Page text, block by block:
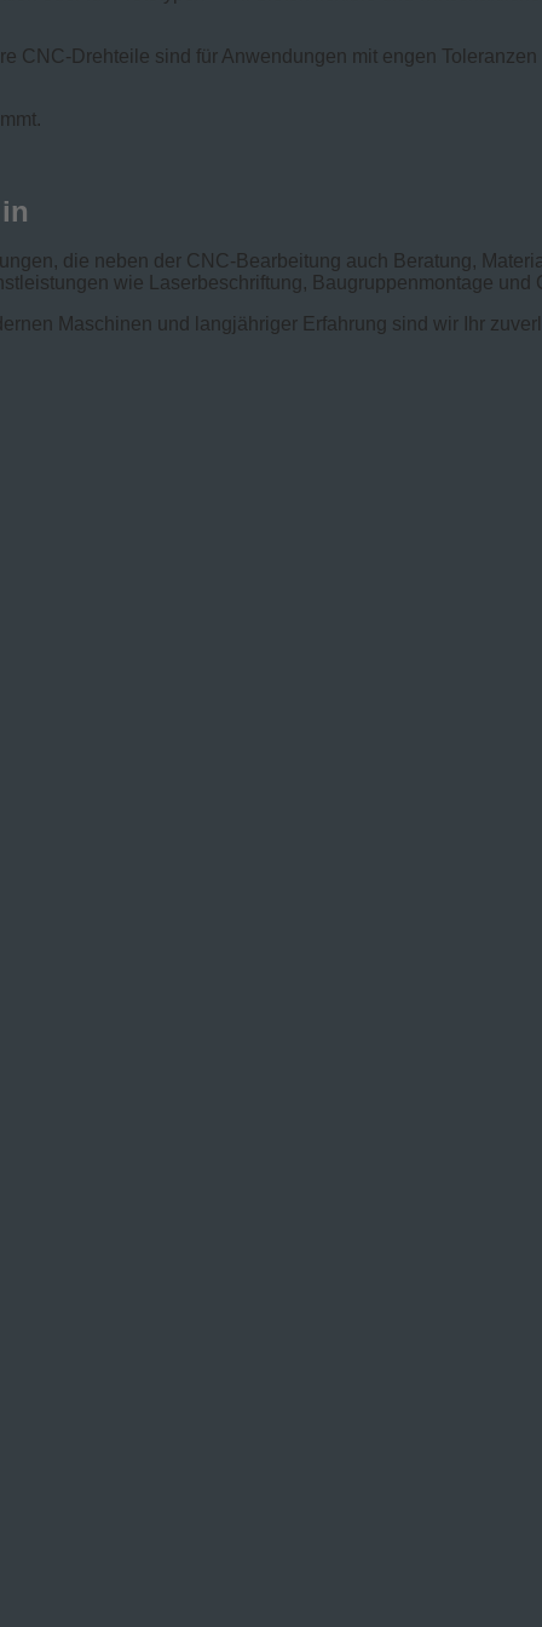
CNC-Drehteile sind für Anwendungen mit engen
die neben der CNC-Bearbeitung auch Beratung,
wie Laserbeschriftung, Baugruppenmontage und
Maschinen und langjähriger Erfahrung sind wir Ihr